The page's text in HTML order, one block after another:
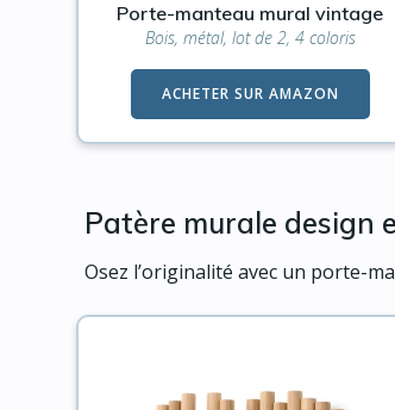
Porte-manteau mural vintage
Bois, métal, lot de 2, 4 coloris
ACHETER SUR AMAZON
Patère murale design
Osez l’originalité avec un porte-